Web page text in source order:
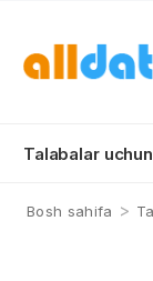
Talabalar uchun
Bosh sahifa >